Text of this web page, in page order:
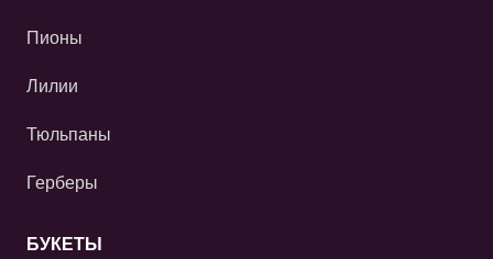
Пионы
Лилии
Тюльпаны
Герберы
БУКЕТЫ